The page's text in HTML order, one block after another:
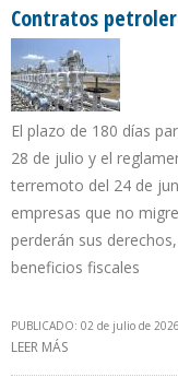
DOBLETE SÍSMICO
Contratos
El plazo de 180 días
28 de julio y el
terremoto del 24 de
empresas que no
perderán sus
beneficios fiscales
PUBLICADO: 02 de julio de 2026
LEER MÁS